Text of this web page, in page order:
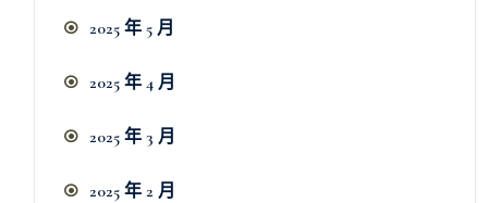
2025 年 5 月
2025 年 4 月
2025 年 3 月
2025 年 2 月